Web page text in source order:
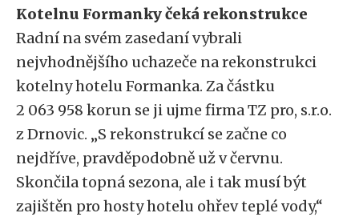
Kotelnu Formanky čeká rekonstrukce
Radní na svém zasedaní vybrali
nejvhodnějšího uchazeče na rekonstrukci
kotelny hotelu Formanka. Za částku
2 063 958 korun se ji ujme firma TZ pro, s.r.o.
z Drnovic. „S rekonstrukcí se začne co
nejdříve, pravděpodobně už v červnu.
Skončila topná sezona, ale i tak musí být
zajištěn pro hosty hotelu ohřev teplé vody,“